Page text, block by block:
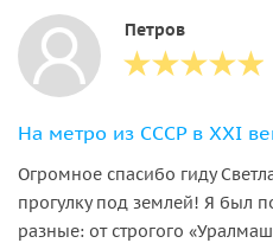
Петров
На метро из СССР в XXI
Огромное спасибо гиду
прогулку под землей! Я был
разные: от строгого